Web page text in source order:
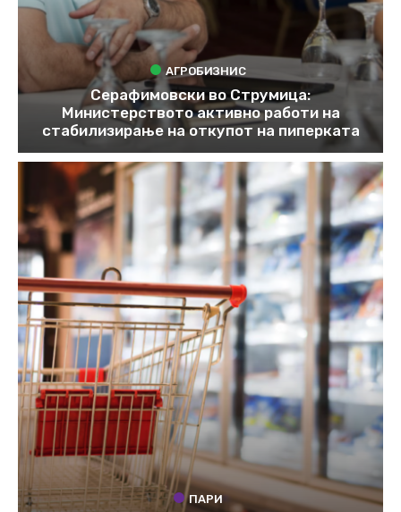
АГРОБИЗНИС
Серафимовски во Струмица:
Министерството активно работи на
стабилизирање на откупот на пиперката
ПАРИ